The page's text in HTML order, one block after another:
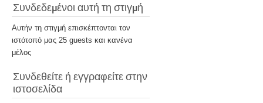
Συνδεδεμένοι αυτή τη στιγμή
Αυτήν τη στιγμή επισκέπτονται τον
ιστότοπό μας 25 guests και κανένα
μέλος
Συνδεθείτε ή εγγραφείτε στην
ιστοσελίδα